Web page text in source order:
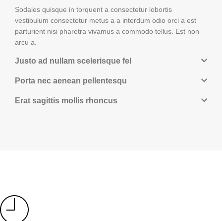
Sodales quisque in torquent a consectetur lobortis
vestibulum consectetur metus a a interdum odio orci a est
parturient nisi pharetra vivamus a commodo tellus. Est non
arcu a.
Justo ad nullam scelerisque fel
Porta nec aenean pellentesqu
Erat sagittis mollis rhoncus